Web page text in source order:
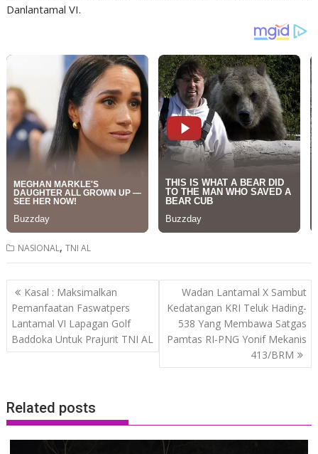
Danlantamal VI.
NASIONAL,TNI AL
Post
navigation
Kasal : Maksimalkan
Pemanfaatan Faswatpers
Lantamal VI Lapagan Golf
Baddoka Untuk Prajurit TNI AL
Wadan Lantamal X Sambut
Kedatangan KRI Teluk Hading-
538 Yang Membawa Satgas
Pamtas RI-PNG Yonif Mekanis
413/BRM
Related posts